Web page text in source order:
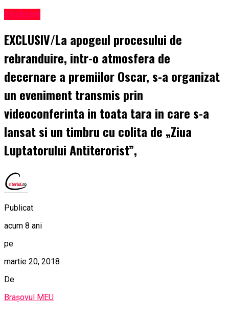
Exclusiv
EXCLUSIV/La apogeul procesului de
rebranduire, intr-o atmosfera de
decernare a premiilor Oscar, s-a organizat
un eveniment transmis prin
videoconferinta in toata tara in care s-a
lansat si un timbru cu colita de „Ziua
Luptatorului Antiterorist”,
Publicat
acum 8 ani
pe
martie 20, 2018
De
Brașovul MEU